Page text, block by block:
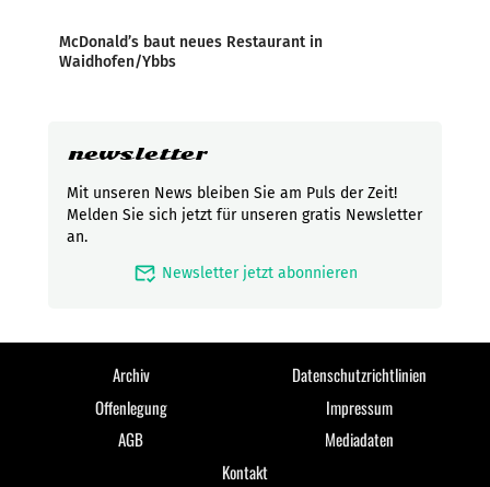
McDonald’s baut neues Restaurant in
Waidhofen/Ybbs
newsletter
Mit unseren News bleiben Sie am Puls der Zeit!
Melden Sie sich jetzt für unseren gratis Newsletter
an.
mark_email_read Newsletter jetzt abonnieren
Archiv
Datenschutzrichtlinien
Offenlegung
Impressum
AGB
Mediadaten
Kontakt